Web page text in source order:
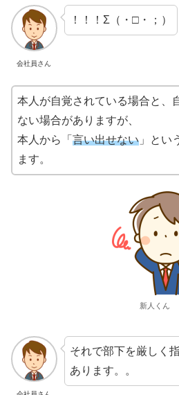
会社員さん
！！！Σ（・□・；）
本人が自覚されている場合と、
ない場合がありますが、
本人から「 言い出せない 」とい
ます。
新人くん
それで部下を厳しく
あります。。